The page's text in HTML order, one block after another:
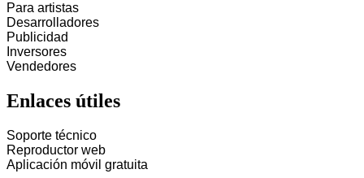
Para artistas
Desarrolladores
Publicidad
Inversores
Vendedores
Enlaces útiles
Soporte técnico
Reproductor web
Aplicación móvil gratuita